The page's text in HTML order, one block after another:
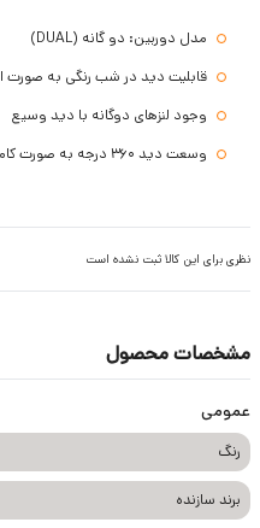
مدل دوربین: دو گانه (DUAL)
قابلیت دید در شب رنگی به صورت
وجود لنزهای دوگانه با دید وسیع
وسعت دید 360 درجه به صورت کامل
قابلیت نمایش همزمان دو ناحیه
سنسور بسیار دقیق تشخیص انسان و
پشتیبانی از WI-FI 6
قابلیت تعقیب سوژه
دارای نور اتوماتیک قابل مشاهده
قابلیت برقراری ارتباط با دیگران از
قابلیت تنظیم زنگ هشدار و نواحی
نظری برای این کالا ثبت نشده است
مشخصات محصول
عمومی
رنگ
برند سازنده